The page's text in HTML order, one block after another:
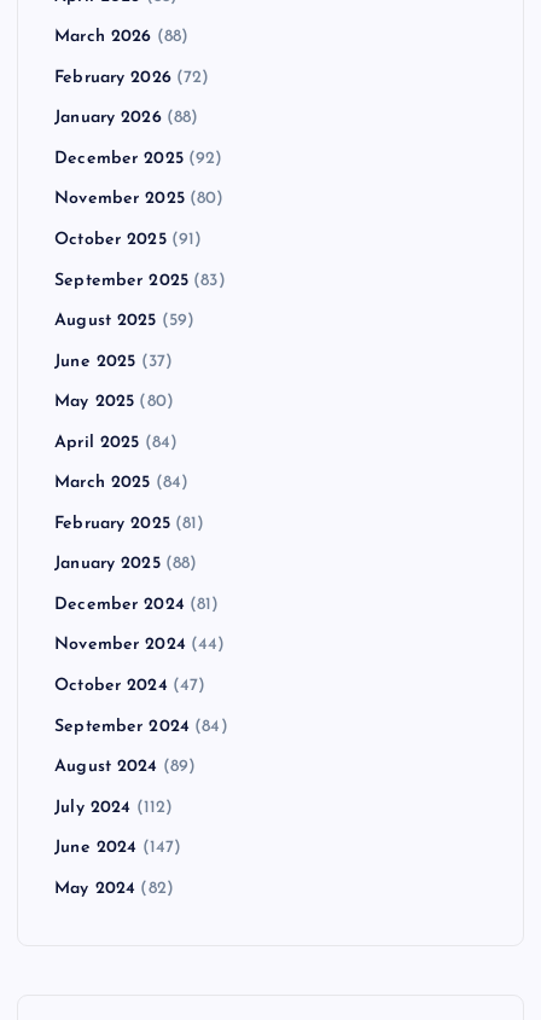
March 2026 (88)
February 2026(72)
January 2026(88)
December 2025(92)
November 2025(80)
October 2025(91)
September 2025 (83)
August 2025 (59)
June 2025 (37)
May 2025 (80)
April 2025 (84)
March 2025 (84)
February 2025(81)
January 2025(88)
December 2024 (81)
November 2024 (44)
October 2024 (47)
September 2024 (84)
August 2024 (89)
July 2024 (112)
June 2024 (147)
May 2024 (82)